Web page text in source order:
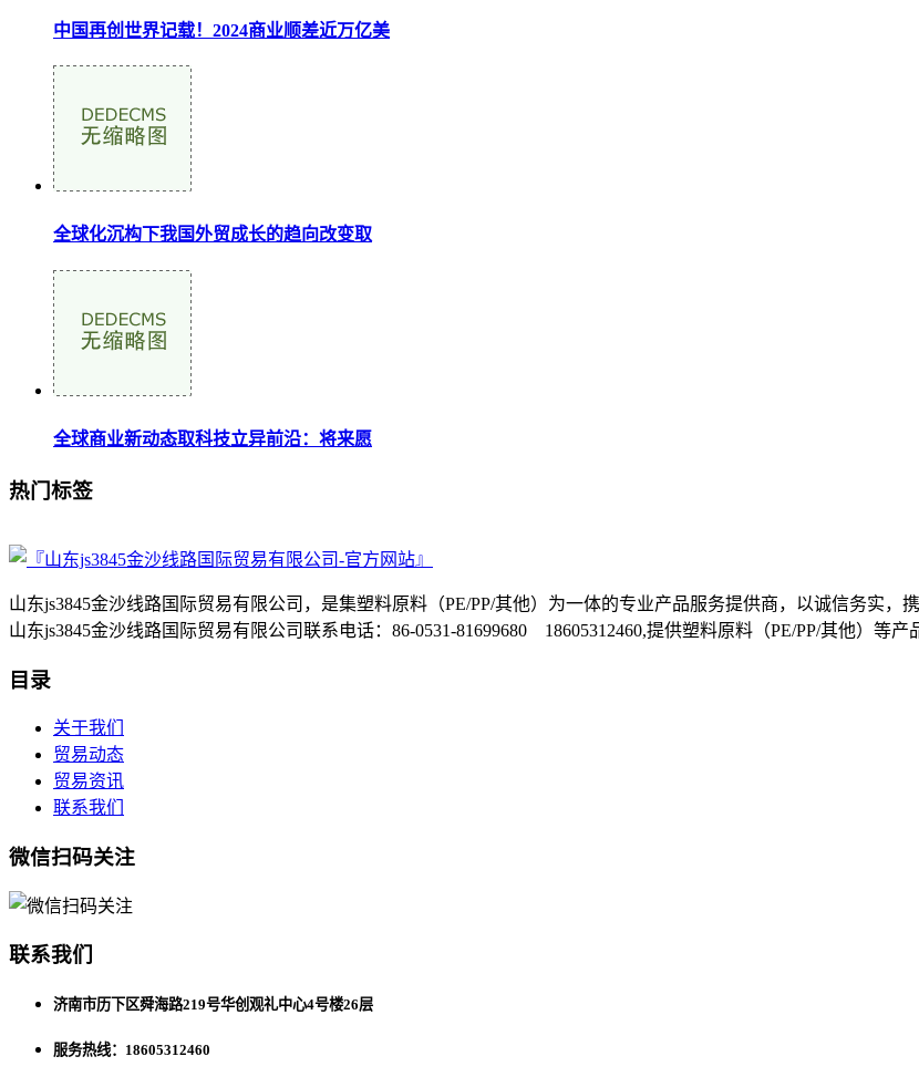
中国再创世界记载！2024商业顺差近万亿美
全球化沉构下我国外贸成长的趋向改变取
全球商业新动态取科技立异前沿：将来愿
热门标签
山东js3845金沙线路国际贸易有限公司，是集塑料原料（PE/PP/其他）为一体的专业产品服务提供商，以诚信务实，
山东js3845金沙线路国际贸易有限公司联系电话：86-0531-81699680 18605312460,提供塑料原料（PE/PP/其他）等
目录
关于我们
贸易动态
贸易资讯
联系我们
微信扫码关注
联系我们
济南市历下区舜海路219号华创观礼中心4号楼26层
服务热线：18605312460